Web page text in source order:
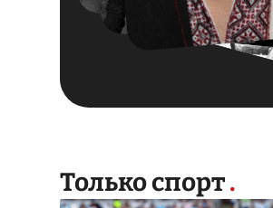
Только спорт